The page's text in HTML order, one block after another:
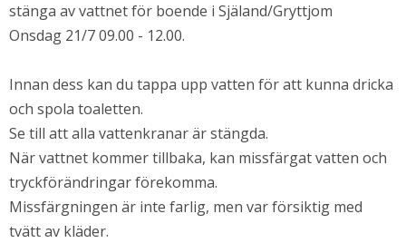
nytt fönster.
stänga av vattnet för boende i Själand/Gryttjom
Onsdag 21/7 09.00 - 12.00.
Innan dess kan du tappa upp vatten för att kunna dricka
och spola toaletten.
Se till att alla vattenkranar är stängda.
När vattnet kommer tillbaka, kan missfärgat vatten och
tryckförändringar förekomma.
Missfärgningen är inte farlig, men var försiktig med
tvätt av kläder.